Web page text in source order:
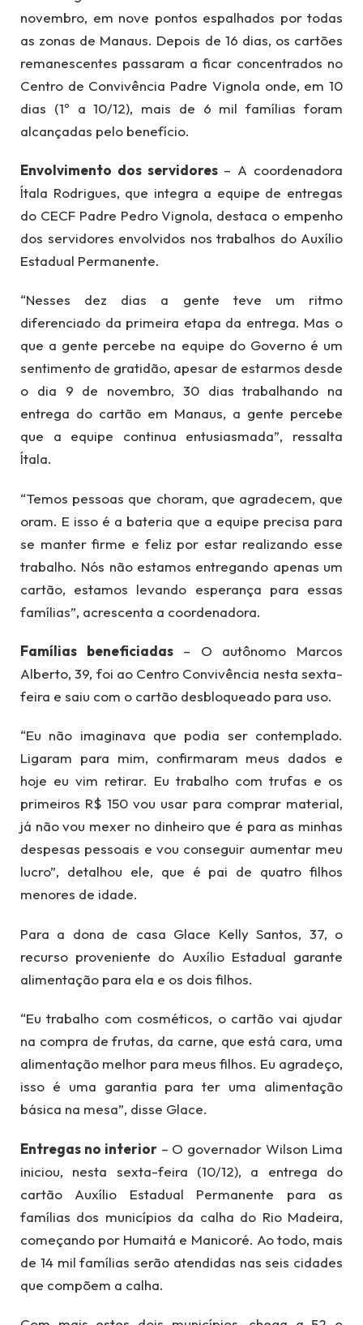
novembro, em nove pontos espalhados por todas
as zonas de Manaus. Depois de 16 dias, os cartões
remanescentes passaram a ficar concentrados no
Centro de Convivência Padre Vignola onde, em 10
dias (1º a 10/12), mais de 6 mil famílias foram
alcançadas pelo benefício.
Envolvimento dos servidores– A coordenadora
Ítala Rodrigues, que integra a equipe de entregas
do CECF Padre Pedro Vignola, destaca o empenho
dos servidores envolvidos nos trabalhos do Auxílio
Estadual Permanente.
“Nesses dez dias a gente teve um ritmo
diferenciado da primeira etapa da entrega. Mas o
que a gente percebe na equipe do Governo é um
sentimento de gratidão, apesar de estarmos desde
o dia 9 de novembro, 30 dias trabalhando na
entrega do cartão em Manaus, a gente percebe
que a equipe continua entusiasmada”, ressalta
Ítala.
“Temos pessoas que choram, que agradecem, que
oram. E isso é a bateria que a equipe precisa para
se manter firme e feliz por estar realizando esse
trabalho. Nós não estamos entregando apenas um
cartão, estamos levando esperança para essas
famílias”, acrescenta a coordenadora.
Famílias beneficiadas– O autônomo Marcos
Alberto, 39, foi ao Centro Convivência nesta sexta-
feira e saiu com o cartão desbloqueado para uso.
“Eu não imaginava que podia ser contemplado.
Ligaram para mim, confirmaram meus dados e
hoje eu vim retirar. Eu trabalho com trufas e os
primeiros R$ 150 vou usar para comprar material,
já não vou mexer no dinheiro que é para as minhas
despesas pessoais e vou conseguir aumentar meu
lucro”, detalhou ele, que é pai de quatro filhos
menores de idade.
Para a dona de casa Glace Kelly Santos, 37, o
recurso proveniente do Auxílio Estadual garante
alimentação para ela e os dois filhos.
“Eu trabalho com cosméticos, o cartão vai ajudar
na compra de frutas, da carne, que está cara, uma
alimentação melhor para meus filhos. Eu agradeço,
isso é uma garantia para ter uma alimentação
básica na mesa”, disse Glace.
Entregas no interior– O governador Wilson Lima
iniciou, nesta sexta-feira (10/12), a entrega do
cartão Auxílio Estadual Permanente para as
famílias dos municípios da calha do Rio Madeira,
começando por Humaitá e Manicoré. Ao todo, mais
de 14 mil famílias serão atendidas nas seis cidades
que compõem a calha.